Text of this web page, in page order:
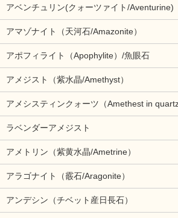
アベンチュリン(クォーツァイト/Aventurine)
アマゾナイト（天河石/Amazonite）
アポフィライト（Apophylite）/魚眼石
アメジスト（紫水晶/Amethyst）
アメシスティンクォーツ（Amethest in quartz
ラベンダーアメジスト
アメトリン（紫黄水晶/Ametrine）
アラゴナイト（霰石/Aragonite）
アンデシン（チベット産日長石）